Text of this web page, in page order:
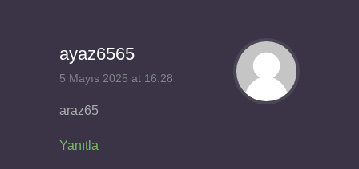
ayaz6565
5 Mayıs 2025 at 16:28
araz65
Yanıtla